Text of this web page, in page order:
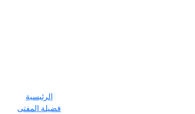
الرئيسية
فضيلة المفتى